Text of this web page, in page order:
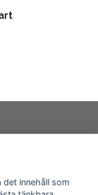
innehåll som